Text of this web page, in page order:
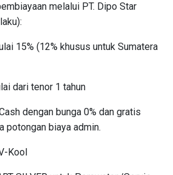
melalui PT. Dipo Star
15% (12% khusus untuk Sumatera
dari tenor 1 tahun
dengan bunga 0% dan gratis
potongan biaya admin.
Kool